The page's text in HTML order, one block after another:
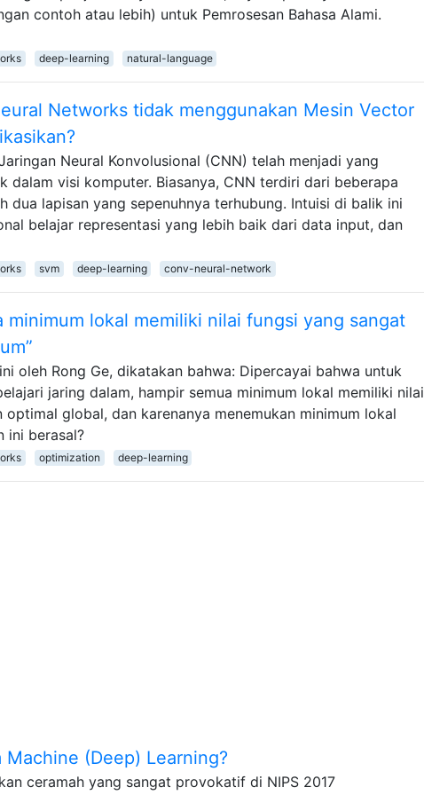
contoh atau lebih) untuk Pemrosesan Bahasa Alami.
deep-learning natural-language
Networks tidak menggunakan Mesin Vector
Neural Konvolusional (CNN) telah menjadi yang
dalam visi komputer. Biasanya, CNN terdiri dari beberapa
dua lapisan yang sepenuhnya terhubung. Intuisi di balik ini
belajar representasi yang lebih baik dari data input, dan
svm deep-learning conv-neural-network
minimum lokal memiliki nilai fungsi yang sangat
oleh Rong Ge, dikatakan bahwa: Dipercayai bahwa untuk
jaring dalam, hampir semua minimum lokal memiliki nilai
global, dan karenanya menemukan minimum lokal
ini berasal?
optimization deep-learning
(Deep) Learning?
ceramah yang sangat provokatif di NIPS 2017